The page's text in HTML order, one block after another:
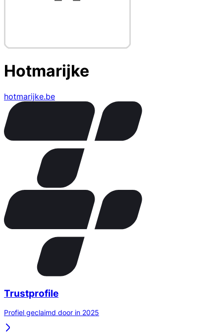
Hotmarijke
hotmarijke.be
Trustprofile
Profiel geclaimd door in 2025